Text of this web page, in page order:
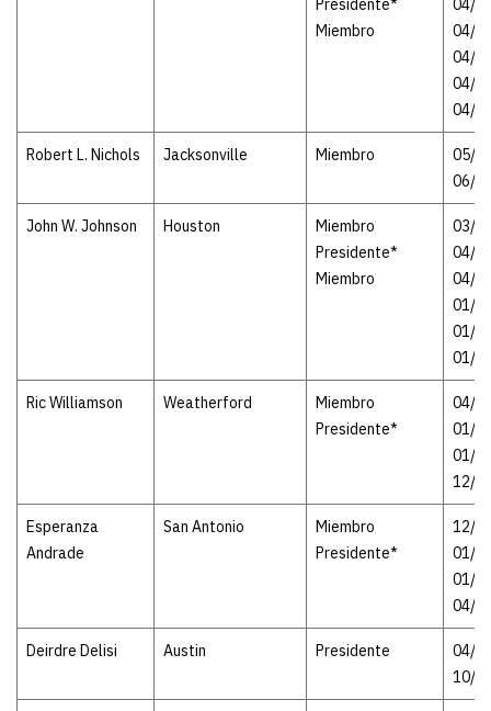
Presidente*
Miembro
04/
04/
04/
04/
04/
Robert L. Nichols Jacksonville Miembro
05/
06/
John W. Johnson Houston
Miembro
Presidente*
Miembro
03/
04/
04/
01/
01/
01/
Ric Williamson Weatherford
Miembro
Presidente*
04/
01/
01/
12/
Esperanza
Andrade
San Antonio
Miembro
Presidente*
12/
01/
01/
04/
Deirdre Delisi Austin Presidente
04/
10/